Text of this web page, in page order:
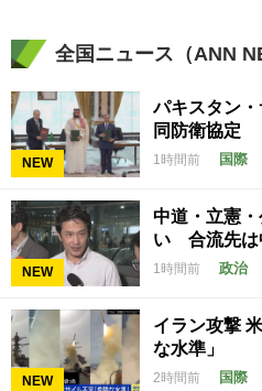
全国ニュース（ANN
NEW
パキスタン
同防衛協定
1時間前 国際
NEW
中道・立憲
い 合流先は
1時間前 政治
NEW
イラン攻撃
な水準」
2時間前 国際